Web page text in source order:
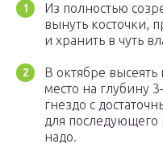
Из полностью
вынуть косточки,
и хранить в чуть
В октябре высеять
место на глубину
гнездо с
для
надо.